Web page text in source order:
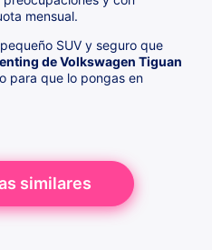
mensual.
SUV y seguro que
de Volkswagen Tiguan
para que lo pongas en
similares